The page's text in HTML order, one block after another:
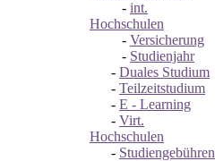
- int.
Hochschulen
- Versicherung
- Studienjahr
- Duales Studium
- Teilzeitstudium
- E - Learning
- Virt.
Hochschulen
- Studiengebühren